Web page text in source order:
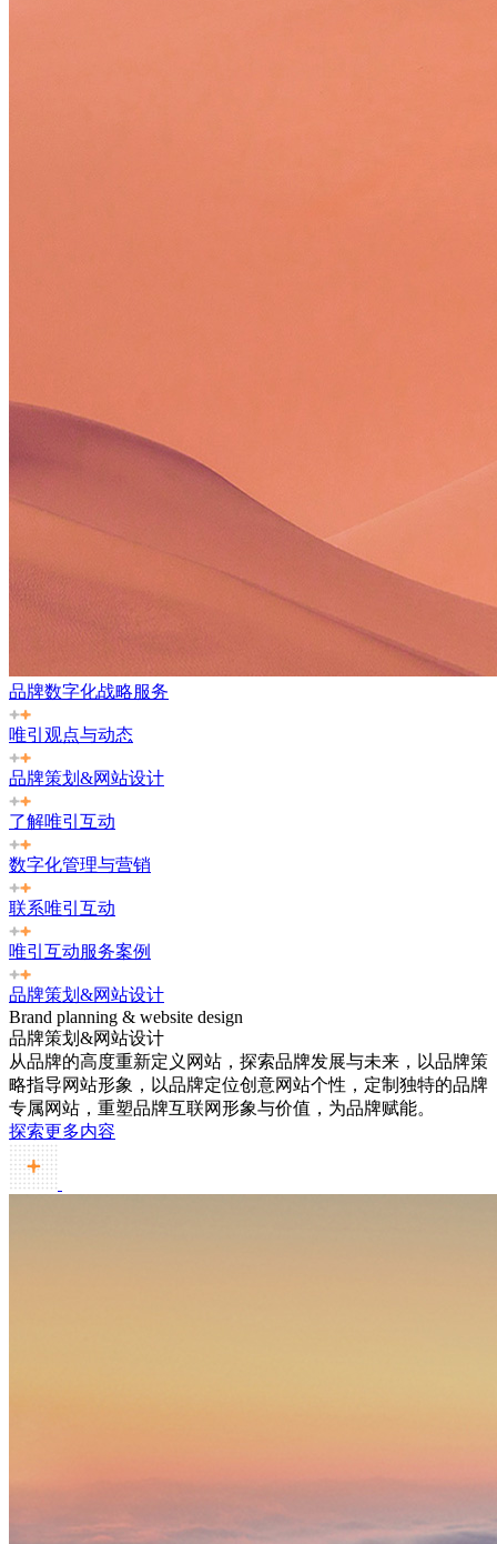
品牌数字化战略服务
唯引观点与动态
品牌策划&网站设计
了解唯引互动
数字化管理与营销
联系唯引互动
唯引互动服务案例
品牌策划&网站设计
Brand planning & website design
品牌策划&网站设计
从品牌的高度重新定义网站，探索品牌发展与未来，以品牌策
略指导网站形象，以品牌定位创意网站个性，定制独特的品牌
专属网站，重塑品牌互联网形象与价值，为品牌赋能。
探索更多内容